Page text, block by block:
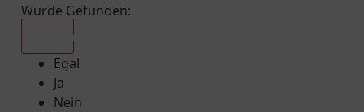
Wurde Gefunden:
Egal
Ja
Nein